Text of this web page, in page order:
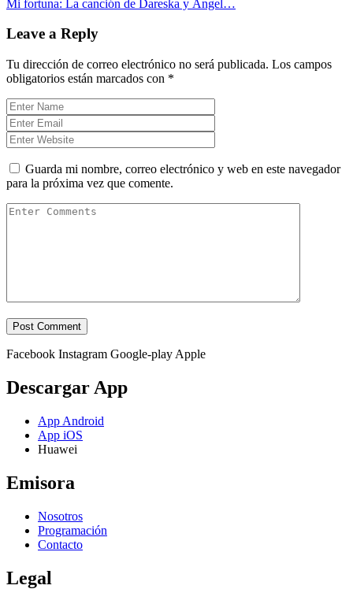
Mi fortuna: La canción de Dareska y Ángel…
Leave a Reply
Tu dirección de correo electrónico no será publicada. Los campos
obligatorios están marcados con *
Guarda mi nombre, correo electrónico y web en este navegador
para la próxima vez que comente.
Facebook Instagram Google-play Apple
Descargar App
App Android
App iOS
Huawei
Emisora
Nosotros
Programación
Contacto
Legal